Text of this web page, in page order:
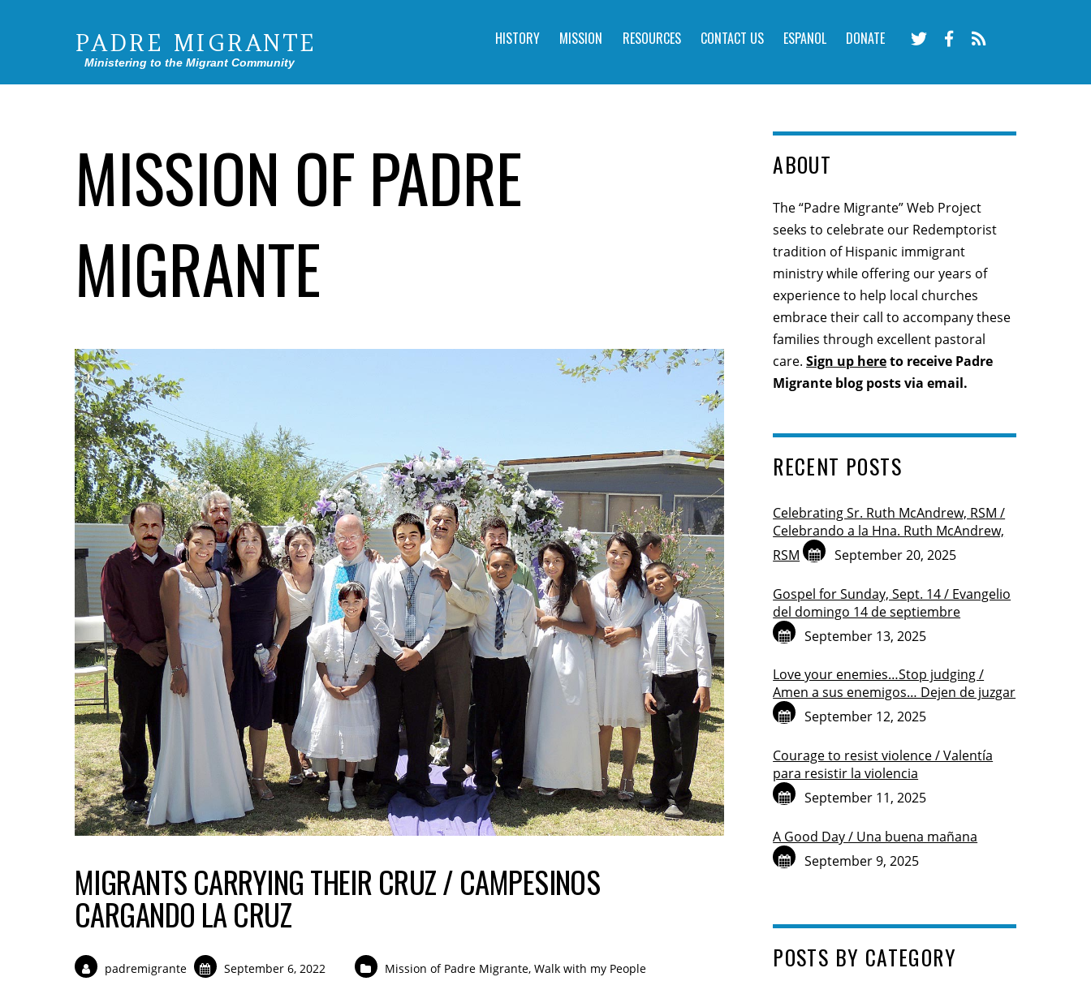
PADRE MIGRANTE
Ministering to the Migrant Community
HISTORY MISSION RESOURCES CONTACT US ESPANOL DONATE
MISSION OF PADRE
MIGRANTE
MIGRANTS CARRYING THEIR CRUZ / CAMPESINOS
CARGANDO LA CRUZ
padremigrante September 6, 2022 Mission of Padre Migrante,Walk with my People
ABOUT
The “Padre Migrante” Web Project
seeks to celebrate our Redemptorist
tradition of Hispanic immigrant
ministry while offering our years of
experience to help local churches
embrace their call to accompany these
families through excellent pastoral
care. Sign up hereto receive Padre
Migrante blog posts via email.
RECENT POSTS
Celebrating Sr. Ruth McAndrew, RSM /
Celebrando a la Hna. Ruth McAndrew,
RSM
September 20, 2025
Gospel for Sunday, Sept. 14 / Evangelio
del domingo 14 de septiembre
September 13, 2025
Love your enemies…Stop judging /
Amen a sus enemigos… Dejen de juzgar
September 12, 2025
Courage to resist violence / Valentía
para resistir la violencia
September 11, 2025
A Good Day / Una buena mañana
September 9, 2025
POSTS BY CATEGORY